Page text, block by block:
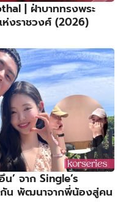
| ฝ่าบาททรงพระ
งราชวงศ์ (2026)
’ จาก Single’s
กัน พัฒนาจากพี่น้องสู่คน